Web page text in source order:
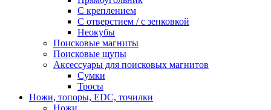
С креплением
С отверстием / с зенковкой
Неокубы
Поисковые магниты
Поисковые щупы
Аксессуары для поисковых магнитов
Сумки
Тросы
Ножи, топоры, EDC, точилки
Ножи